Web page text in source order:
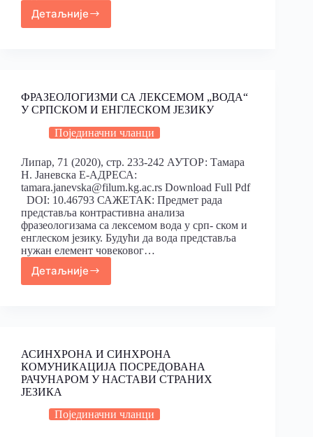
Детаљније
ФРАЗЕОЛОГИЗМИ СА ЛЕКСЕМОМ „ВОДА“
У СРПСКОМ И ЕНГЛЕСКОМ ЈЕЗИКУ
Појединачни чланци
Липар, 71 (2020), стр. 233-242 АУТОР: Тамара
Н. Јаневска Е-АДРЕСА:
tamara.janevska@filum.kg.ac.rs Download Full Pdf
DOI: 10.46793 САЖЕТАК: Предмет рада
представља контрастивна анализа
фразеологизама са лексемом вода у срп- ском и
енглеском језику. Будући да вода представља
нужан елемент човековог…
Детаљније
АСИНХРОНА И СИНХРОНА
КОМУНИКАЦИЈА ПОСРЕДОВАНА
РАЧУНАРОМ У НАСТАВИ СТРАНИХ
ЈЕЗИКА
Појединачни чланци